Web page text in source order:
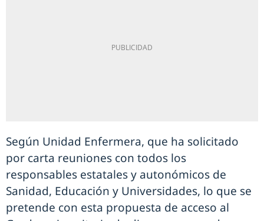
Según Unidad Enfermera, que ha solicitado
por carta reuniones con todos los
responsables estatales y autonómicos de
Sanidad, Educación y Universidades, lo que se
pretende con esta propuesta de acceso al